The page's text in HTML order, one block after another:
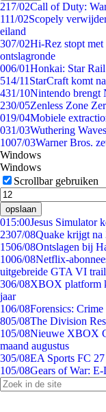
217/02Call of Duty:
111/02Scopely
eiland
307/02Hi-Rez stopt
ontslagronde
006/01Honkai: Star
514/11 StarCraft komt
431/10Nintendo brengt
230/05Zenless Zone
019/04Mobiele
031/03Wuthering
1007/03Warner Bros.
Windows
Windows
Scrollbar gebruiken
opslaan
015:00Jesus Simulator
2307/08Quake krijgt na
1506/08Ontslagen bij
1006/08Netflix-
uitgebreide GTA VI
306/08XBOX platform
jaar
106/08Forensics:
805/08The Division
105/08Nieuwe XBOX
maand augustus
305/08EA Sports FC
105/08Gears of War: E-